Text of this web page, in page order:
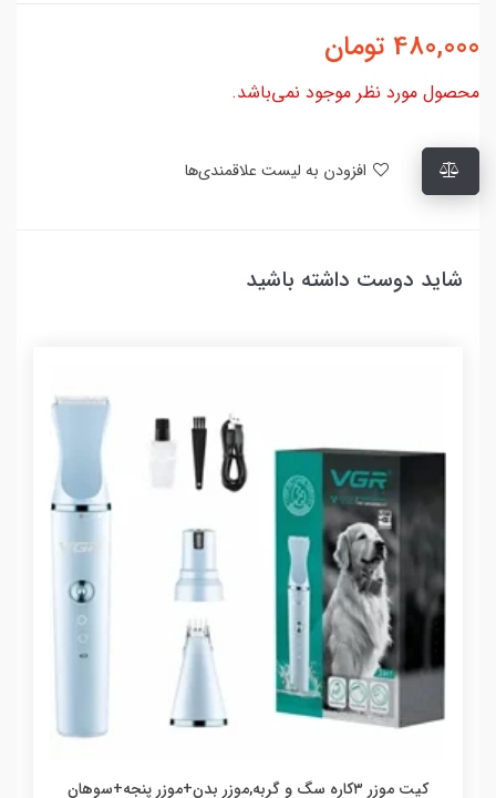
480,000 تومان
محصول مورد نظر موجود نمی‌باشد.
شاید دوست داشته باشید
کیت موزر ۳کاره سگ و گربه,موزر بدن+موزر پنجه+سوهان